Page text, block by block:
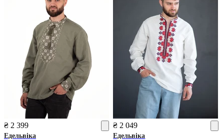
₴ 2 399
Едельвіка
₴ 2 049
Едельвіка